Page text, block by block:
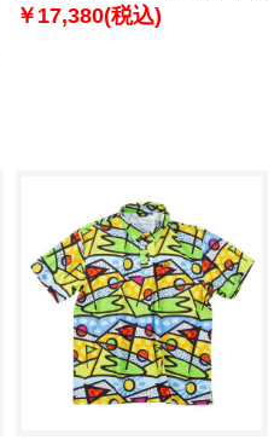
コロール 1278-5222-1 3L 4L 5L
￥17,380(税込)